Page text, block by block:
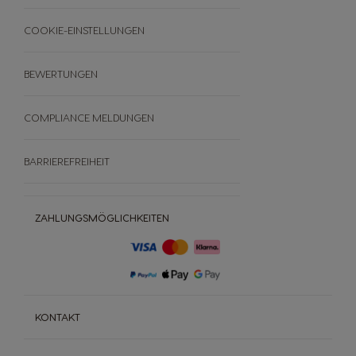
Widerrufe deine Bestellung
ZAHLUNGSMÖGLICHKEITEN
KONTAKT
COOKIE-EINSTELLUNGEN
BEWERTUNGEN
COMPLIANCE MELDUNGEN
BARRIEREFREIHEIT